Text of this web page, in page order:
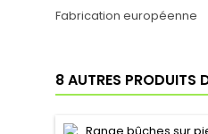
Fabrication européenne
8 AUTRES PRODUITS